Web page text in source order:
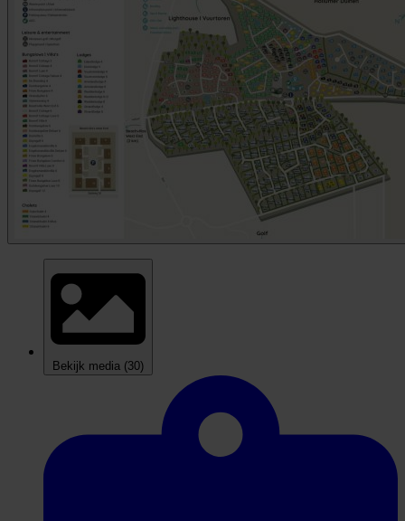
Bekijk media (30)